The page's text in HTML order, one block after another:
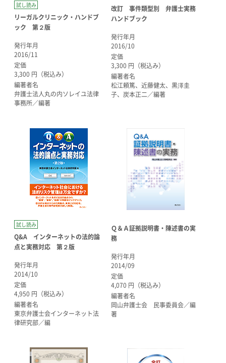
試し読み
リーガルクリニック・ハンドブ
ック 第２版
発行年月
2016/11
定価
3,300 円（税込み）
編著者名
弁護士法人丸の内ソレイユ法律
事務所／編著
改訂 事件類型別 弁護士実務
ハンドブック
発行年月
2016/10
定価
3,300 円（税込み）
編著者名
松江頼篤、近藤健太、黒澤圭
子、炭本正二／編著
試し読み
Q&A インターネットの法的論
点と実務対応 第２版
発行年月
2014/10
定価
4,950 円（税込み）
編著者名
東京弁護士会インターネット法
律研究部／編
Ｑ＆Ａ証拠説明書・陳述書の実
務
発行年月
2014/09
定価
4,070 円（税込み）
編著者名
岡山弁護士会 民事委員会／編
著